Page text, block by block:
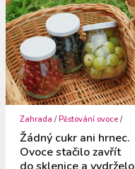
Zahrada /Pěstování ovoce /
Žádný cukr ani hrnec.
Ovoce stačilo zavřít